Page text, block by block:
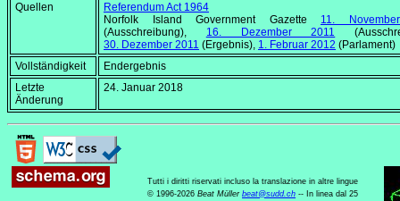
Quellen
Referendum Act 1964
Norfolk Island Government Gazette
11.
(Ausschreibung), 16. Dezember 2011
30. Dezember 2011 (Ergebnis), 1. Februar 2012 (Parlament)
Vollständigkeit
Endergebnis
Letzte
Änderung
24. Januar 2018
Tutti i diritti riservati incluso la translazione in altre lingue
© 1996-2026 Beat Müller beat@sudd.ch -- In linea dal 25